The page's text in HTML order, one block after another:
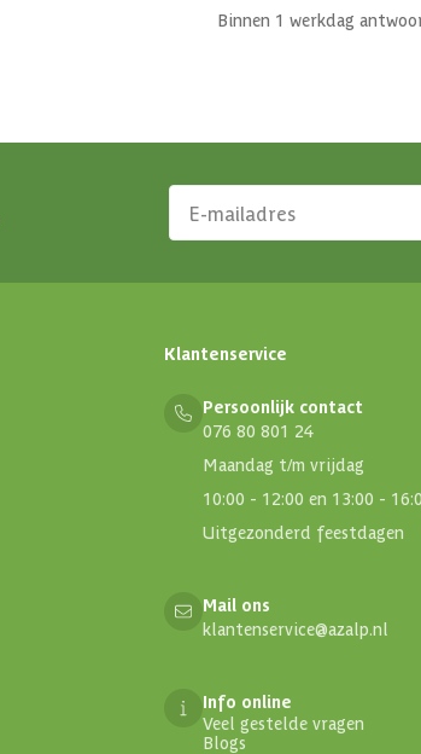
Binnen 1 werkdag
Klantenservice
Persoonlijk contact
076 80 801 24
Maandag t/m vrijdag
10:00 - 12:00 en 13:00 -
Uitgezonderd feestdagen
Mail ons
klantenservice@azalp.nl
Info online
Veel gestelde vragen
Blogs